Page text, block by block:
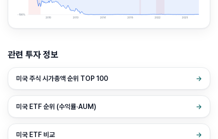
-100%
2010 2013 2016 2019 2022 2025
관련 투자 정보
미국 주식 시가총액 순위 TOP 100 →
미국 ETF 순위 (수익률·AUM) →
미국 ETF 비교 →